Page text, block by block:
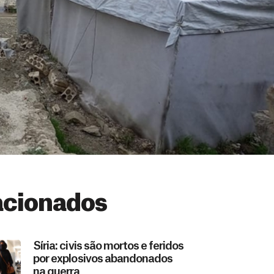
Síria: civis são mortos e feridos
por explosivos abandonados
na guerra